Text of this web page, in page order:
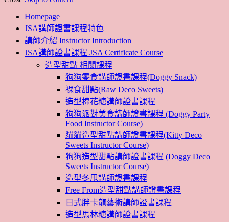
Homepage
JSA講師證書課程特色
講師介紹 Instructor Introduction
JSA講師證書課程 JSA Certificate Course
造型甜點 相關課程
狗狗零食講師證書課程(Doggy Snack)
裸食甜點(Raw Deco Sweets)
造型棉花糖講師證書課程
狗狗派對美食講師證書課程 (Doggy Party
Food Instructor Course)
貓貓造型甜點講師證書課程(Kitty Deco
Sweets Instructor Course)
狗狗造型甜點講師證書課程 (Doggy Deco
Sweets Instructor Course)
造型冬甩講師證書課程
Free From造型甜點講師證書課程
日式胖卡龍藝術講師證書課程
造型馬林糖講師證書課程